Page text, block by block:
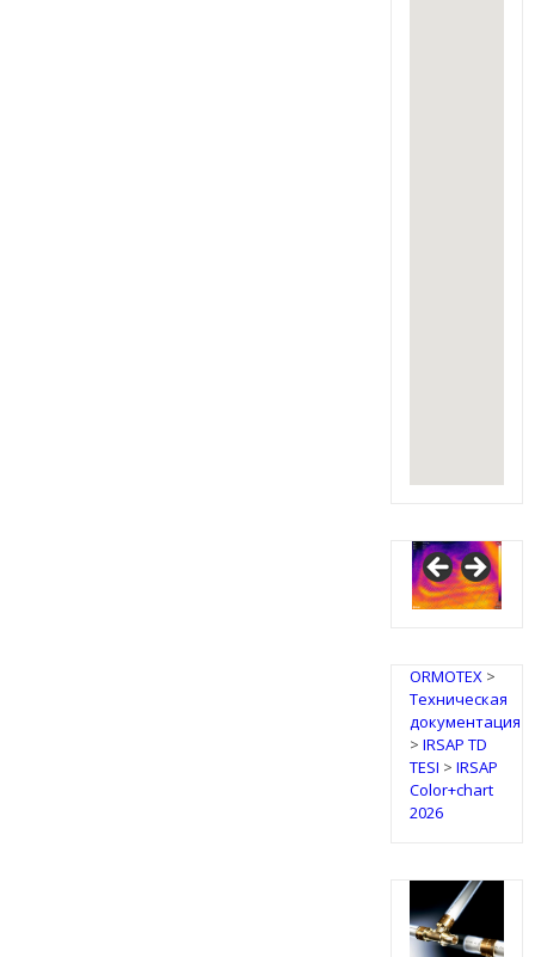
IRSAP
Design
Radiators
ORMOTEX>
Техническая
документация
> IRSAP TD
TESI > IRSAP
Color+chart
2026